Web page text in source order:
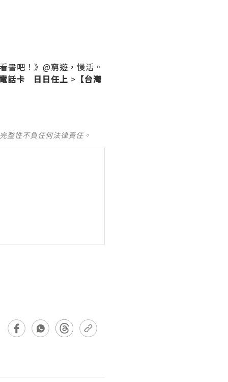
書吧！》@窮遊，慢活。
電話卡 日日任上 > 【台灣
整性不負任何法律責任。